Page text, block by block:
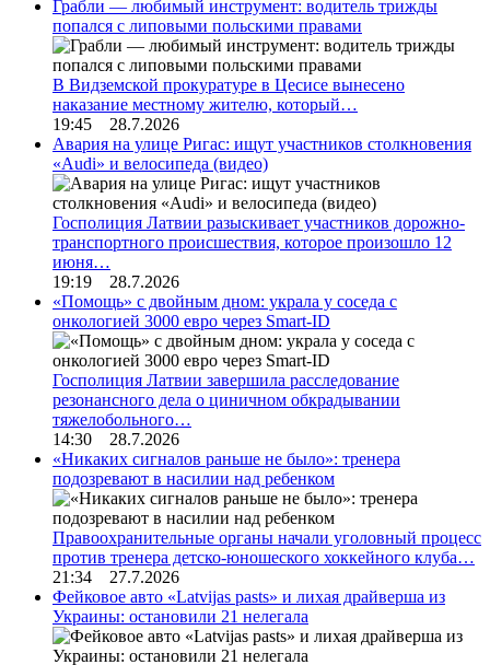
Грабли — любимый инструмент: водитель трижды
попался с липовыми польскими правами
В Видземской прокуратуре в Цесисе вынесено
наказание местному жителю, который…
19:45 28.7.2026
Авария на улице Ригас: ищут участников столкновения
«Audi» и велосипеда (видео)
Госполиция Латвии разыскивает участников дорожно-
транспортного происшествия, которое произошло 12
июня…
19:19 28.7.2026
«Помощь» с двойным дном: украла у соседа с
онкологией 3000 евро через Smart-ID
Госполиция Латвии завершила расследование
резонансного дела о циничном обкрадывании
тяжелобольного…
14:30 28.7.2026
«Никаких сигналов раньше не было»: тренера
подозревают в насилии над ребенком
Правоохранительные органы начали уголовный процесс
против тренера детско-юношеского хоккейного клуба…
21:34 27.7.2026
Фейковое авто «Latvijas pasts» и лихая драйверша из
Украины: остановили 21 нелегала